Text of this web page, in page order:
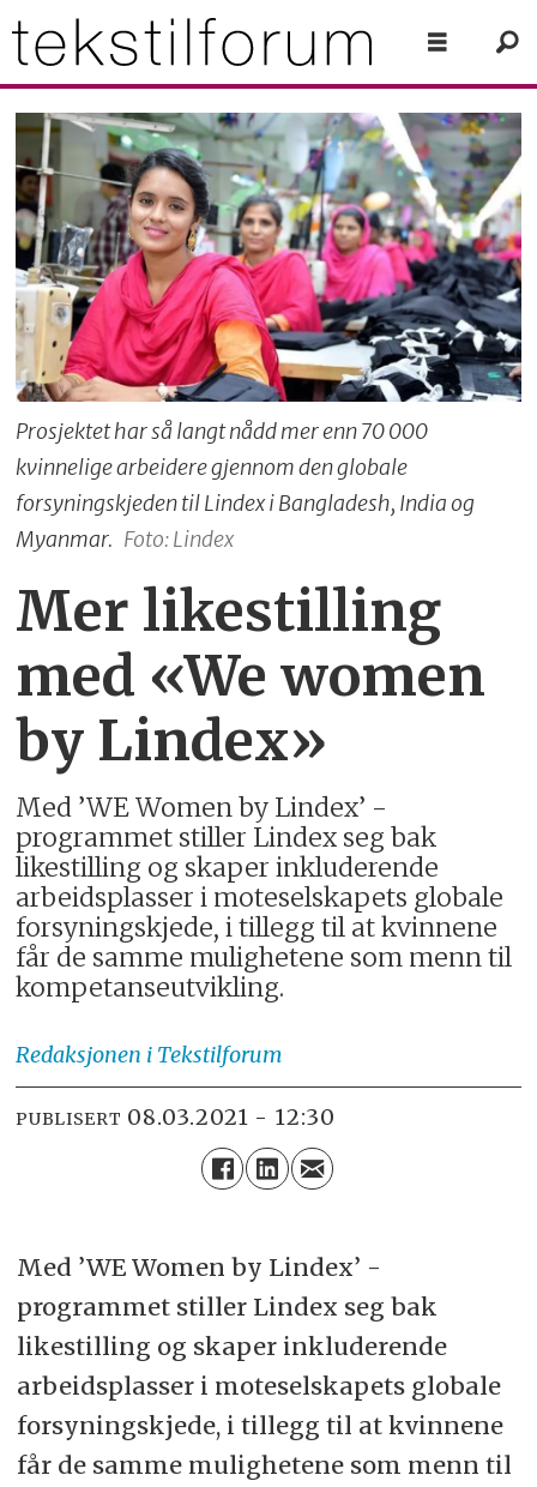
Prosjektet har så langt nådd mer enn 70 000
kvinnelige arbeidere gjennom den globale
forsyningskjeden til Lindex i Bangladesh, India og
Myanmar. Foto: Lindex
Mer likestilling
med «We women
by Lindex»
Med ’WE Women by Lindex’ -
programmet stiller Lindex seg bak
likestilling og skaper inkluderende
arbeidsplasser i moteselskapets globale
forsyningskjede, i tillegg til at kvinnene
får de samme mulighetene som menn til
kompetanseutvikling.
Redaksjonen i Tekstilforum
PUBLISERT 08.03.2021 - 12:30
Med ’WE Women by Lindex’ -
programmet stiller Lindex seg bak
likestilling og skaper inkluderende
arbeidsplasser i moteselskapets globale
forsyningskjede, i tillegg til at kvinnene
får de samme mulighetene som menn til